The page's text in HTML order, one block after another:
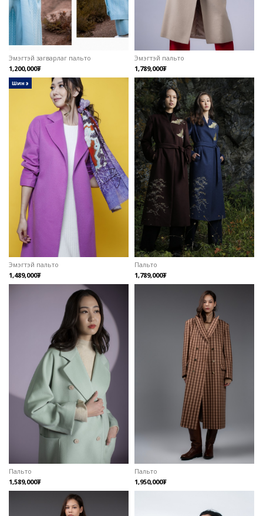
Эмэгтэй загварлаг пальто
1,200,000₮
Эмэгтэй пальто
1,789,000₮
шинэ
Эмэгтэй пальто
1,489,000₮
Пальто
1,789,000₮
Пальто
1,589,000₮
Пальто
1,950,000₮